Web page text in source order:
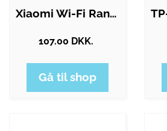
Xiaomi Wi-Fi Range Extender N300 White…
107.00 DKK.
Gå til shop